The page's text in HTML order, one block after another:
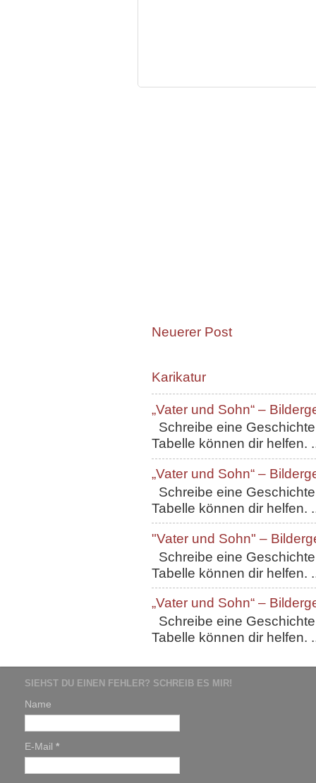
Neuerer Post
Karikatur
„Vater und Sohn“ –
Schreibe eine
Tabelle können dir helfen.
„Vater und Sohn“ –
Schreibe eine
Tabelle können dir helfen.
"Vater und Sohn" –
Schreibe eine
Tabelle können dir helfen.
„Vater und Sohn“ –
Schreibe eine
Tabelle können dir helfen.
SIEHST DU EINEN FEHLER? SCHREIB ES MIR!
Name
E-Mail *